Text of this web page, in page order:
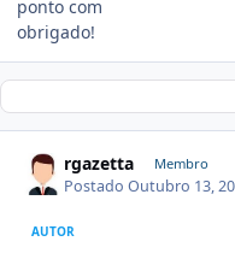
ponto com
obrigado!
rgazetta Membro
PostadoOutubro 13,
AUTOR